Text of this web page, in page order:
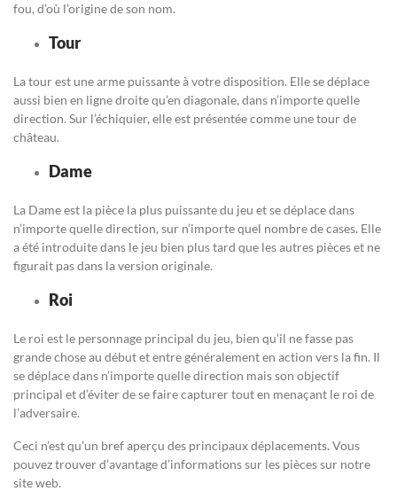
fou, d’où l’origine de son nom.
Tour
La tour est une arme puissante à votre disposition. Elle se déplace
aussi bien en ligne droite qu’en diagonale, dans n’importe quelle
direction. Sur l’échiquier, elle est présentée comme une tour de
château.
Dame
La Dame est la pièce la plus puissante du jeu et se déplace dans
n’importe quelle direction, sur n’importe quel nombre de cases. Elle
a été introduite dans le jeu bien plus tard que les autres pièces et ne
figurait pas dans la version originale.
Roi
Le roi est le personnage principal du jeu, bien qu’il ne fasse pas
grande chose au début et entre généralement en action vers la fin. Il
se déplace dans n’importe quelle direction mais son objectif
principal et d’éviter de se faire capturer tout en menaçant le roi de
l’adversaire.
Ceci n’est qu’un bref aperçu des principaux déplacements. Vous
pouvez trouver d’avantage d’informations sur les pièces sur notre
site web.